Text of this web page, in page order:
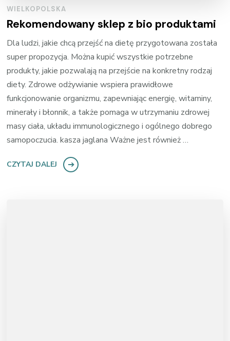
WIELKOPOLSKA
Rekomendowany sklep z bio produktami
Dla ludzi, jakie chcą przejść na dietę przygotowana została
super propozycja. Można kupić wszystkie potrzebne
produkty, jakie pozwalają na przejście na konkretny rodzaj
diety. Zdrowe odżywianie wspiera prawidłowe
funkcjonowanie organizmu, zapewniając energię, witaminy,
minerały i błonnik, a także pomaga w utrzymaniu zdrowej
masy ciała, układu immunologicznego i ogólnego dobrego
samopoczucia. kasza jaglana Ważne jest również …
CZYTAJ DALEJ